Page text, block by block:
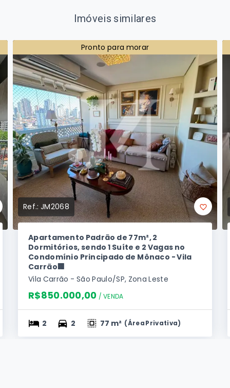
Imóveis similares
Pronto para morar
Ref.:JM2068
Apartamento Padrão de 77m², 2
Dormitórios, sendo 1 Suíte e 2 Vagas no
Condomínio Principado de Mônaco - Vila
Carrão🏢
Vila Carrão - São Paulo/SP, Zona Leste
R$850.000,00 / VENDA
2 2 77 m² (Área Privativa)